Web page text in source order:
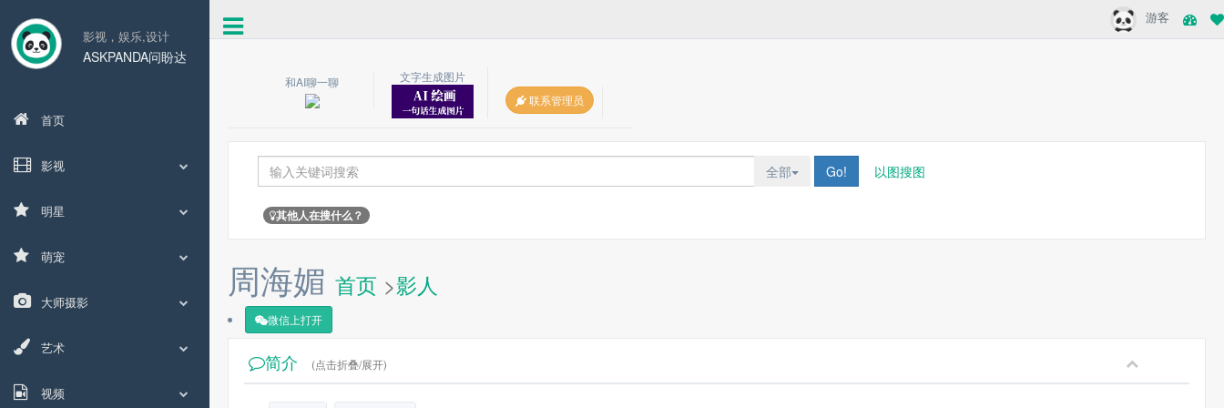
影视，娱乐,设计
ASKPANDA问盼达
首页
影视
明星
萌宠
大师摄影
艺术
视频
游客
和AI聊一聊
文字生成图片
联系管理员
全部 Go! 以图搜图
其他人在搜什么？
周海媚 首页 >影人
微信上打开
简介 (点击折叠/展开)